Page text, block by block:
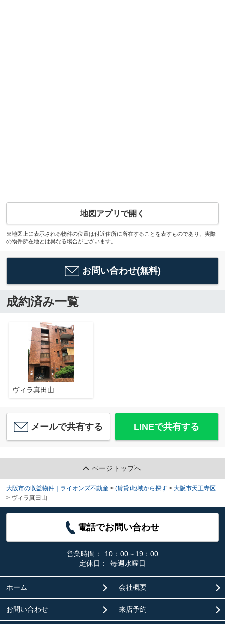
地図アプリで開く
※地図上に表示される物件の位置は付近住所に所在することを表すものであり、実際
の物件所在地とは異なる場合がございます。
お問い合わせ(無料)
成約済み一覧
ヴィラ真田山
メールで共有する LINEで共有する
ページトップへ
大阪市の収益物件｜ライオンズ不動産 > (賃貸)地域から探す > 大阪市天王寺区
> ヴィラ真田山
電話でお問い合わせ
営業時間：
10：00～19：00
定休日：
毎週水曜日
ホーム 会社概要
お問い合わせ 来店予約